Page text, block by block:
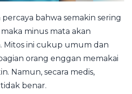
bahwa semakin sering
minus mata akan
Mitos ini cukup umum dan
orang enggan memakai
Namun, secara medis,
benar.